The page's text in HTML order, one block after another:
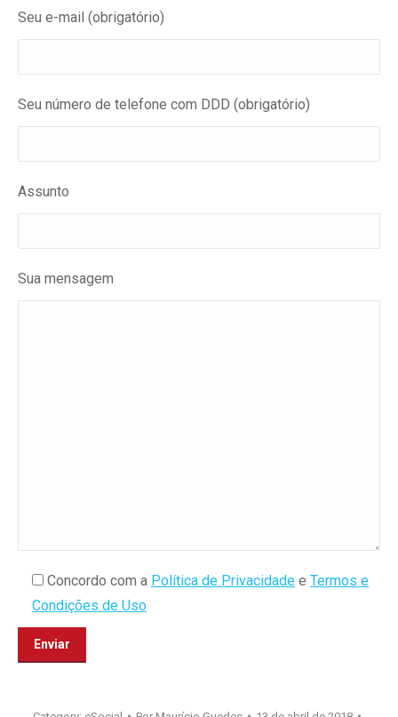
Seu e-mail (obrigatório)
Seu número de telefone com DDD (obrigatório)
Assunto
Sua mensagem
Concordo com a Política de Privacidade e Termos e
Condições de Uso